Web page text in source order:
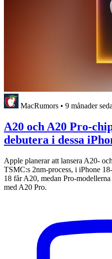
MacRumors • 9 månader
A20 och A20 Pro-
debutera i dessa
Apple planerar att lansera A20-
TSMC:s 2nm-process, i iPhone
18 får A20, medan Pro-
med A20 Pro.